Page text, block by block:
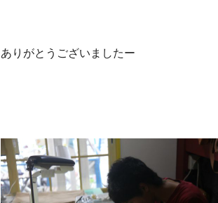
ありがとうございましたー